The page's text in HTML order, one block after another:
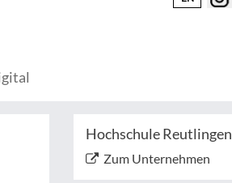
Hochschule Reutlingen
Zum Unternehmen